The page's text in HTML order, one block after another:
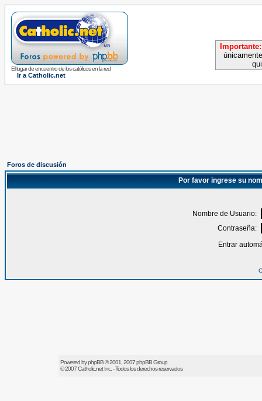
El lugar de encuentro de los católicos en la red
Ir a Catholic.net
Importante:
Foros de discusión
Por favor ingrese su
Nombre de Usuario:
Contraseña:
Entrar
Powered byphpBB© 2001, 2007 phpBB Group
© 2007Catholic.netInc. - Todos los derechos reservados